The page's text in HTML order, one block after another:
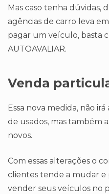
Mas caso tenha dúvidas,
agências de carro leva
pagar um veículo, basta
AUTOAVALIAR.
Venda
Essa nova medida, não
de usados, mas também
novos.
Com essas alterações o
clientes tende a mudar
vender seus veículos no